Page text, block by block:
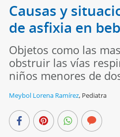
Causas y
de asfixia en
Objetos como las
obstruir las vías
niños menores de
Meybol Lorena Ramírez, Pediatra